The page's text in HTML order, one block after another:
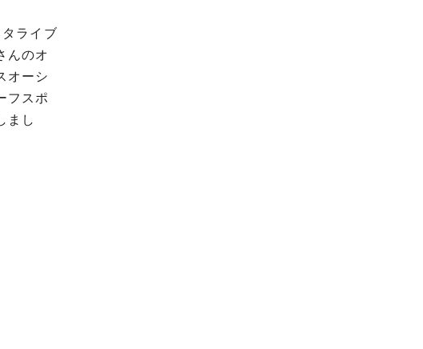
ライブ
んのオ
オーシ
フスポ
まし